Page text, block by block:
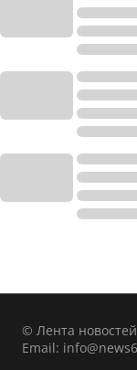
© Лента
Email: